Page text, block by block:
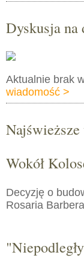
Dyskusja na
Aktualnie brak
wiadomość >
Wokół
Decyzję o
Rosaria